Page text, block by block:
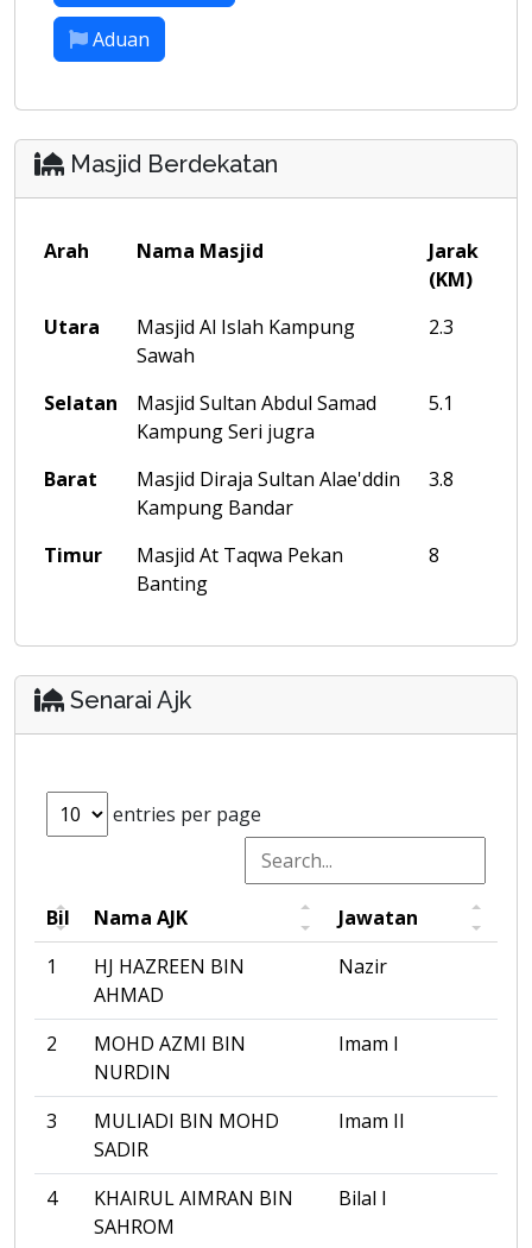
Aduan
Masjid Berdekatan
Arah Nama Masjid
Jarak
(KM)
Utara
Masjid Al Islah Kampung
Sawah
2.3
Selatan
Masjid Sultan Abdul Samad
Kampung Seri jugra
5.1
Barat
Masjid Diraja Sultan Alae'ddin
Kampung Bandar
3.8
Timur
Masjid At Taqwa Pekan
Banting
8
Senarai Ajk
entries per page
Bil Nama AJK
Jawatan
1
HJ HAZREEN BIN
AHMAD
Nazir
2
MOHD AZMI BIN
NURDIN
Imam I
3
MULIADI BIN MOHD
SADIR
Imam II
4
KHAIRUL AIMRAN BIN
SAHROM
Bilal I